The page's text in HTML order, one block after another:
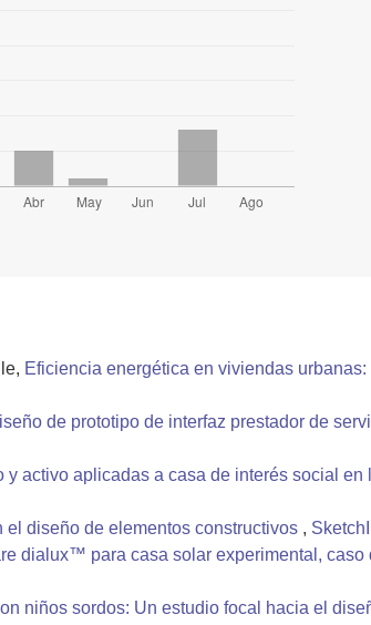
Eficiencia energética en viviendas
de prototipo de interfaz prestador de
y activo aplicadas a casa de interés social
diseño de elementos constructivos ,
dialux™ para casa solar experimental, caso
niños sordos: Un estudio focal hacia el